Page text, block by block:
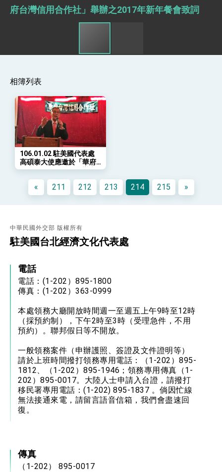
外交部與數位發展部攜手合作，整合台灣雄厚數
位實力，達成固邦榮邦目標
外交部長林佳龍主持第35次「參與亞太經濟合作
「總合外交」與台歐美日關係深化
命運
變局中 奮起的新臺灣 總統發表國慶演說
總統發表執政周年談話 盼面對未來挑戰 堅持
團結 迎風轉型 穩健前行
賴總統就職演說影片
總統重要談話
外交部重要言論
我國政府將在美國亞利桑納州設立「駐鳳凰城辦
府台灣信用合作社」舉辦之2017年新年餐會致詞
相簿列表
106.01.02 駐美國代表處
高碩泰大使應邀於「華府
台灣信用合作社」舉辦之
2017年新年餐會致詞
« 211 212 213 214 215 »
中華民國外交部 版權所有
駐美國台北經濟文化代表處
電話
電話：(1-202）895-1800
傳真：(1-202）363-0999
本處領務大廳開放時間週一至週五上午9時至12時
（採預約制），下午2時至3時（受理急件，不用
預約）。聯邦假日等不開放。
一般領務案件（申辦護照、簽證及文件證明等）
請於上班時間撥打領務專用電話：（1-202）895-
1812、（1-202）895-1946；領務專用傳真（1-
202）895-0017。大陸人士申請入台證，請撥打
移民署專用電話：(1-202) 895-1837 。倘因忙線
無法接通來電，請留言語音信箱，我們會盡速回
復。
傳真
（1-202） 895-0017